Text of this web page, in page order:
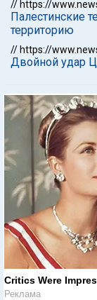
// https://
Палестинские
территорию
// https://
Двойной удар
Critics Were
Реклама